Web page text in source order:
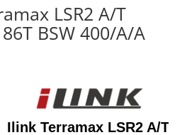
LSR2 A/T
BSW 400/A/A
Ilink Terramax LSR2 A/T